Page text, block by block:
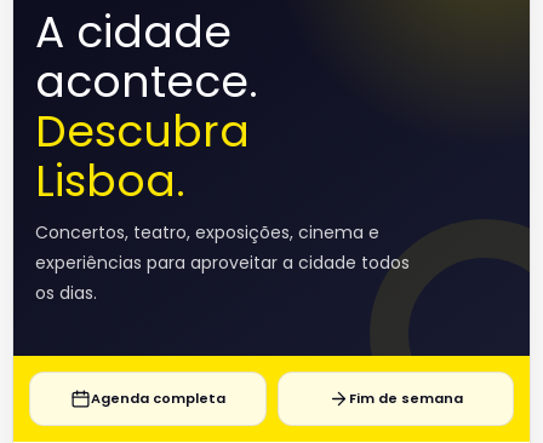
A cidade
acontece.
Descubra
Lisboa.
Concertos, teatro, exposições, cinema e
experiências para aproveitar a cidade todos
os dias.
Agenda completa Fim de semana